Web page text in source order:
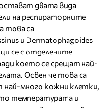
двата вида
на респираторните
това са
и Dermatophagoides
се с отделените
което се срещат най-
Освен че това са
най-много кожни клетки,
температурата и